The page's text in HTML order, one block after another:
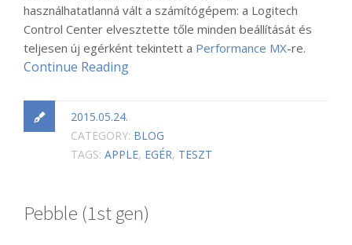
használhatatlanná vált a számítógépem: a Logitech
Control Center elvesztette tőle minden beállítását és
teljesen új egérként tekintett a Performance MX-re.
Continue Reading
2015.05.24.
CATEGORY: BLOG
TAGS: APPLE, EGÉR, TESZT
Pebble (1st gen)